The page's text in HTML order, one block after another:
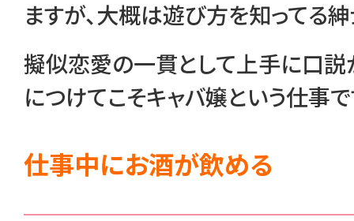
ますが、大概は遊び方を知ってる
擬似恋愛の一貫として上手に口
につけてこそキャバ嬢という仕事で
仕事中にお酒が飲める